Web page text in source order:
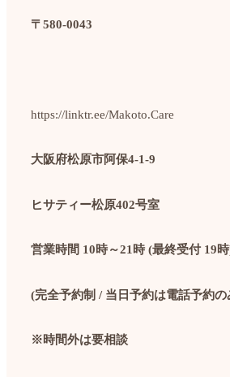
〒580-0043
https://linktr.ee/Makoto.Care
大阪府松原市阿保4-1-9
ヒサティー松原402号室
営業時間 10時～21時(最終受付19時
(完全予約制 / 当日予約は電話予約の
※時間外は要相談